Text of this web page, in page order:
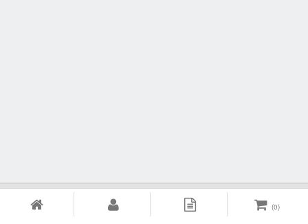
Powered By (0)